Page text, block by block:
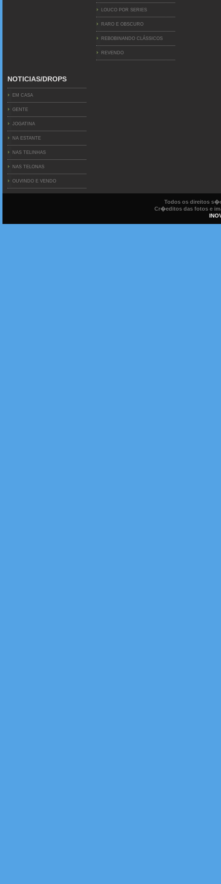
LOUCO POR SERIES
RARO E OBSCURO
REBOBINANDO CLÁSSICOS
REVENDO
NOTICIAS/DROPS
EM CASA
GENTE
JOGATINA
NA ESTANTE
NAS TELINHAS
NAS TELONAS
OUVINDO E VENDO
Todos os direitos
Cr�editos das fotos e